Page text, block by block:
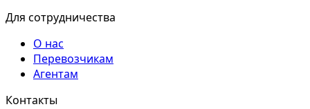
Для сотрудничества
О нас
Перевозчикам
Агентам
Контакты